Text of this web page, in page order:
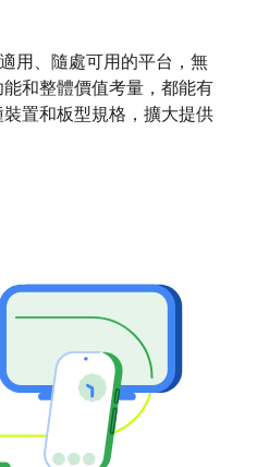
用、隨處可用的平台，無
和整體價值考量，都能有
置和板型規格，擴大提供